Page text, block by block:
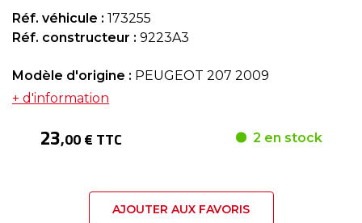
Réf. véhicule : 173255
Réf. constructeur : 9223A3
Modèle d'origine : PEUGEOT 207 2009
+ d'information
23,00 € TTC 2 en stock
AJOUTER AUX FAVORIS